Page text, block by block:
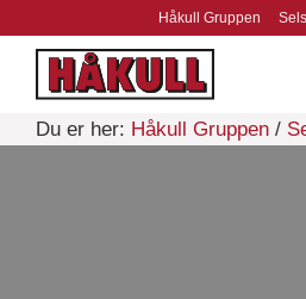
Håkull Gruppen
Du er her: Håkull Gruppen /